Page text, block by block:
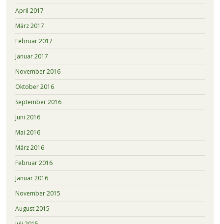
April 2017
März 2017
Februar 2017
Januar 2017
November 2016
Oktober 2016
September 2016
Juni 2016
Mai 2016
März 2016
Februar 2016
Januar 2016
November 2015
August 2015